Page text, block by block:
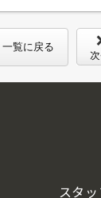
一覧に戻る
スタ